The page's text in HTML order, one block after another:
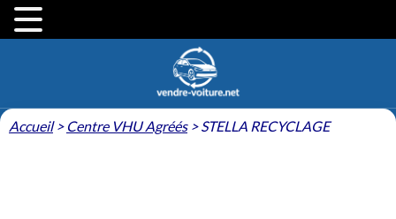
Accueil> Centre VHU Agréés>STELLA RECYCLAGE